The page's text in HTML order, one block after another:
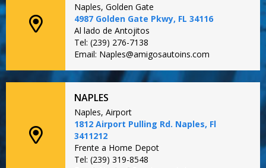
Naples, Golden Gate
4987 Golden Gate Pkwy, FL 34116
Al lado de Antojitos
Tel: (239) 276-7138
Email: Naples@amigosautoins.com
NAPLES
Naples, Airport
1812 Airport Pulling Rd. Naples, Fl
3411212
Frente a Home Depot
Tel: (239) 319-8548